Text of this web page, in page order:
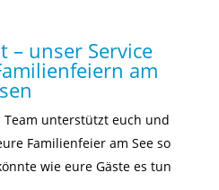
– unser Service
am
Team unterstützt euch und
Familienfeier am See so
wie eure Gäste es tun